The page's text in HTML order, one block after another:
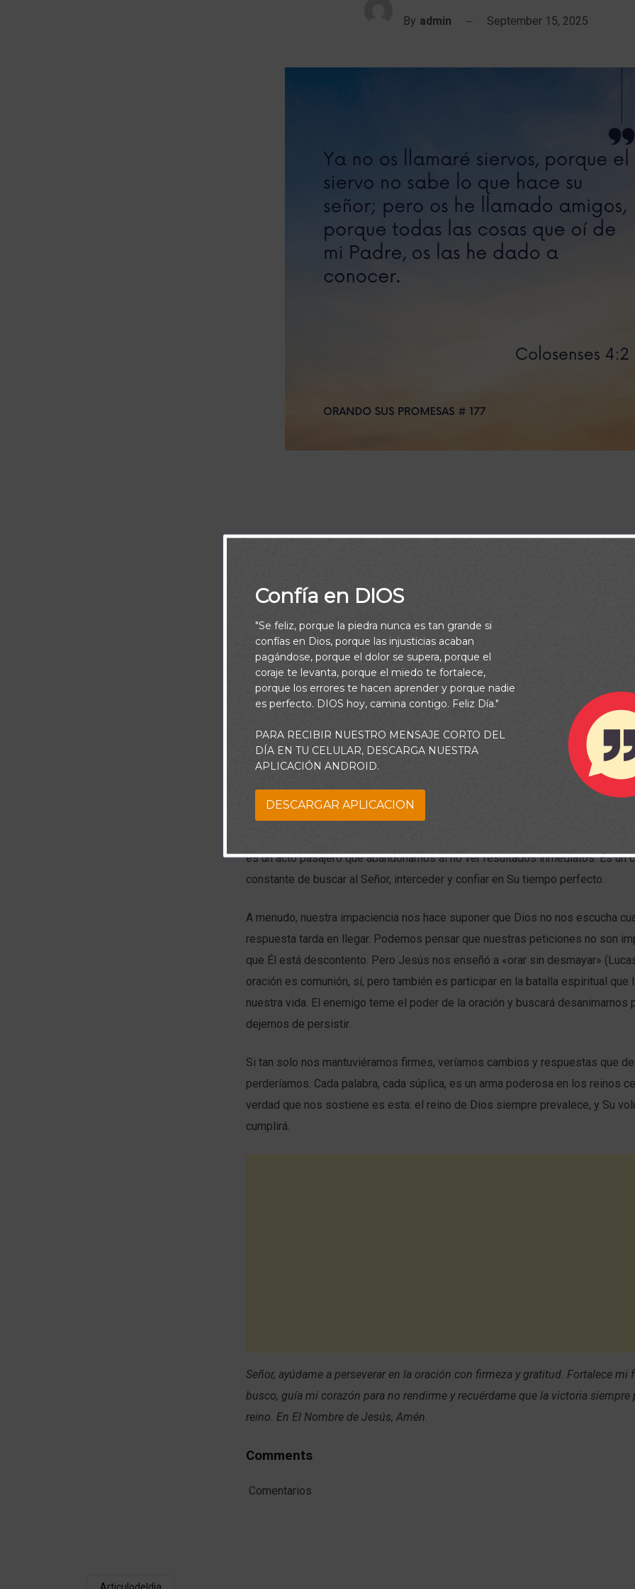
By admin September 15, 2025
es un acto pasajero que abandonamos al no ver resultados inmediatos. Es un
constante de buscar al Señor, interceder y confiar en Su tiempo perfecto.
A menudo, nuestra impaciencia nos hace suponer que Dios no nos escucha
respuesta tarda en llegar. Podemos pensar que nuestras peticiones no son
que Él está descontento. Pero Jesús nos enseñó a «orar sin desmayar»
oración es comunión, sí, pero también es participar en la batalla espiritual que
nuestra vida. El enemigo teme el poder de la oración y buscará desanimarnos
dejemos de persistir.
Si tan solo nos mantuviéramos firmes, veríamos cambios y respuestas que
perderíamos. Cada palabra, cada súplica, es un arma poderosa en los reinos
verdad que nos sostiene es esta: el reino de Dios siempre prevalece, y Su
cumplirá.
Señor, ayúdame a perseverar en la oración con firmeza y gratitud. Fortalece mi
busco, guía mi corazón para no rendirme y recuérdame que la victoria siempre
reino. En El Nombre de Jesús, Amén.
Comments
Comentarios
Confía en DIOS
"Se feliz, porque la piedra nunca es tan grande si
confías en Dios, porque las injusticias acaban
pagándose, porque el dolor se supera, porque el
coraje te levanta, porque el miedo te fortalece,
porque los errores te hacen aprender y porque nadie
es perfecto. DIOS hoy, camina contigo. Feliz Día."
PARA RECIBIR NUESTRO MENSAJE CORTO DEL
DÍA EN TU CELULAR, DESCARGA NUESTRA
APLICACIÓN ANDROID.
DESCARGAR APLICACION